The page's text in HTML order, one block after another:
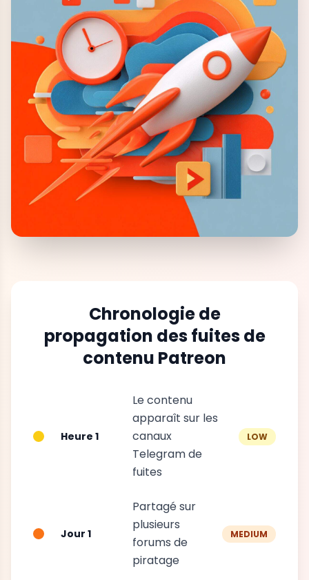
Chronologie de
propagation des fuites de
contenu Patreon
Heure 1
Le contenu
apparaît sur les
canaux
Telegram de
fuites
LOW
Jour 1
Partagé sur
plusieurs
forums de
piratage
MEDIUM